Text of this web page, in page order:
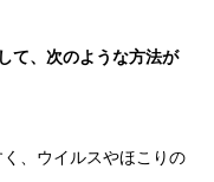
て、次のような方法が
、ウイルスやほこりの